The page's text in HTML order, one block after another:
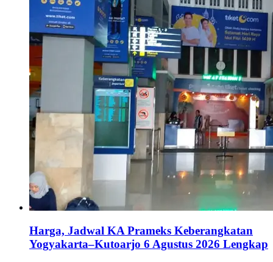
Harga, Jadwal KA Prameks Keberangkatan
Yogyakarta–Kutoarjo 6 Agustus 2026 Lengkap